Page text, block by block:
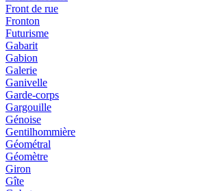
Front de rue
Fronton
Futurisme
Gabarit
Gabion
Galerie
Ganivelle
Garde-corps
Gargouille
Génoise
Gentilhommière
Géométral
Géomètre
Giron
Gîte